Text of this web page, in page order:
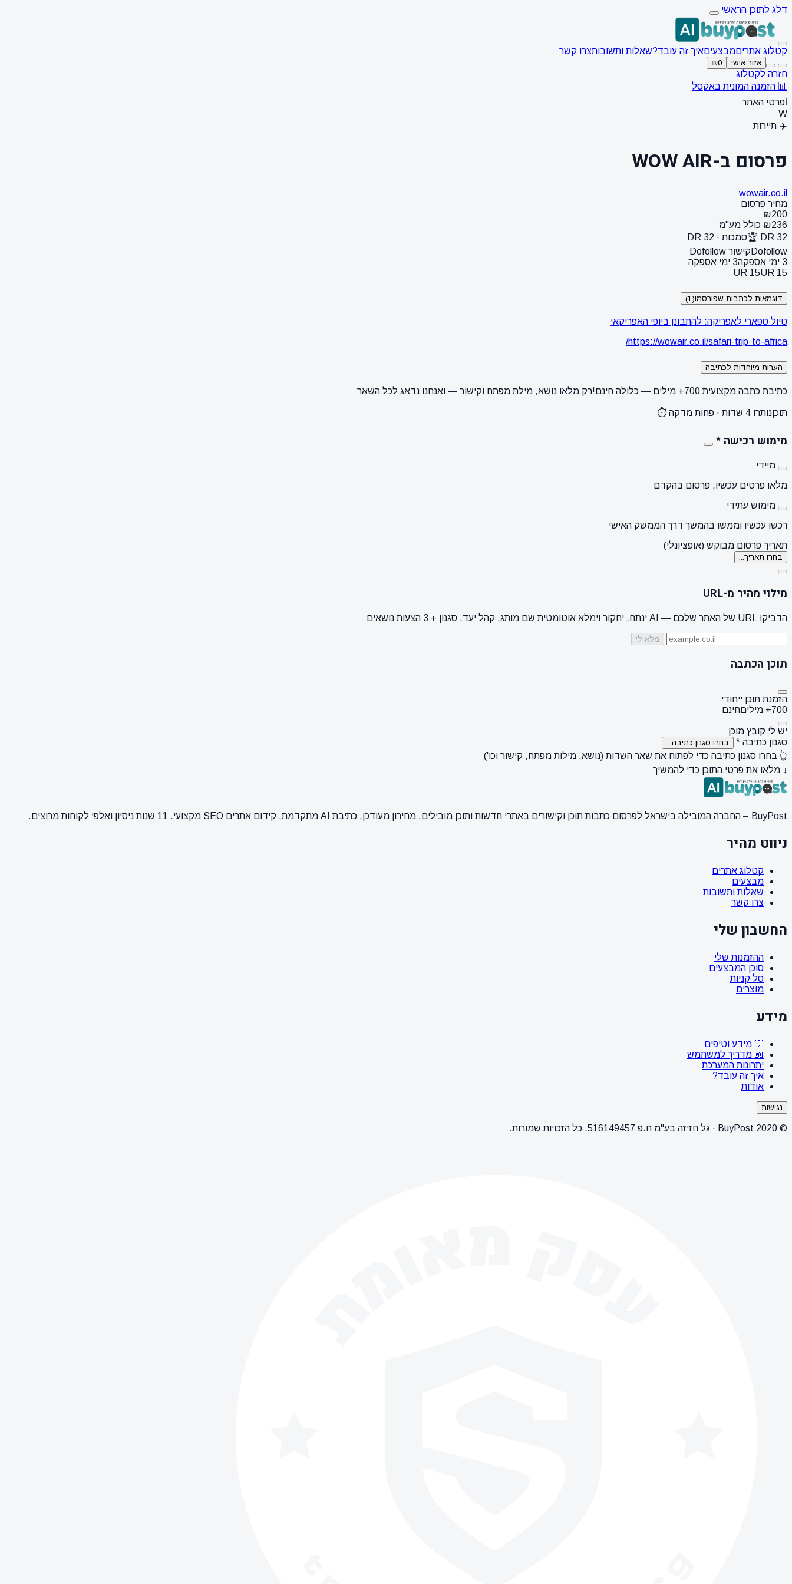
דלג לתוכן הראשי
קטלוג אתריםמבצעיםאיך זה עובד?שאלות ותשובותצרו קשר
אזור אישי ₪0
חזרה לקטלוג
📊 הזמנה המונית באקסל
ℹ️פרטי האתר
W
✈️ תיירות
פרסום ב-WOW AIR
wowair.co.il
מחיר פרסום
₪200
₪236 כולל מע"מ
DR 32 🏆
סמכות · DR 32
Dofollow קישור Dofollow
3 ימי אספקה
3 ימי אספקה
UR 15UR 15
דוגמאות לכתבות שפורסמו(1)
טיול ספארי לאפריקה: להתבונן ביופי האפריקאי
https://wowair.co.il/safari-trip-to-africa/
הערות מיוחדות לכתיבה
כתיבת כתבה מקצועית 700+ מילים — כלולה חינם! רק מלאו נושא, מילת מפתח וקישור — ואנחנו נדאג לכל השאר
תוכןנותרו 4 שדות · פחות מדקה ⏱️
מימוש רכישה *
מיידי
מלאו פרטים עכשיו, פרסום בהקדם
מימוש עתידי
רכשו עכשיו וממשו בהמשך דרך הממשק האישי
תאריך פרסום מבוקש (אופציונלי)
בחרו תאריך...
מילוי מהיר מ-URL
הדביקו URL של האתר שלכם — AI ינתח, יחקור וימלא אוטומטית שם מותג, קהל יעד, סגנון + 3 הצעות נושאים
מלא לי
תוכן הכתבה
הזמנת תוכן ייחודי
700+ מילים
חינם
יש לי קובץ מוכן
סגנון כתיבה * בחרו סגנון כתיבה...
👆 בחרו סגנון כתיבה כדי לפתוח את שאר השדות (נושא, מילות מפתח, קישור וכו')
↓ מלאו את פרטי התוכן כדי להמשיך
BuyPost – החברה המובילה בישראל לפרסום כתבות תוכן וקישורים באתרי חדשות ותוכן מובילים. מחירון מעודכן, כתיבת AI מתקדמת, קידום אתרים SEO מקצועי. 11 שנות ניסיון ואלפי לקוחות מרוצים.
ניווט מהיר
קטלוג אתרים
מבצעים
שאלות ותשובות
צרו קשר
החשבון שלי
ההזמנות שלי
סוכן המבצעים
סל קניות
מוצרים
מידע
💡 מידע וטיפים
📖 מדריך למשתמש
יתרונות המערכת
איך זה עובד?
אודות
נגישות
© 2020 BuyPost · גל חזיזה בע"מ ח.פ 516149457. כל הזכויות שמורות.